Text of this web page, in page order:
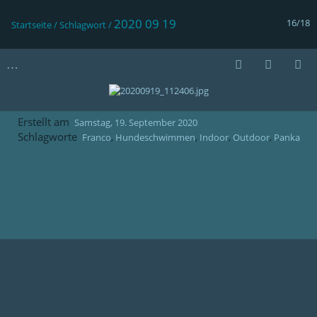
16/18
Startseite/Schlagwort/ 2020 09 19
Erstellt am Samstag, 19. September 2020
Schlagworte Franco, Hundeschwimmen, Indoor, Outdoor, Panka